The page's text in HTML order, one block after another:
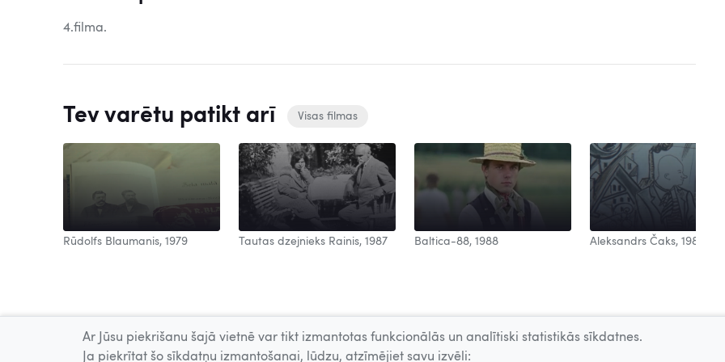
4.filma.
Tev varētu patikt arī Visas filmas
Rūdolfs Blaumanis, 1979 Tautas dzejnieks Rainis, 1987 Baltica-88, 1988 Aleksandrs Čaks, 1988
Ar Jūsu piekrišanu šajā vietnē var tikt izmantotas funkcionālās un analītiski statistikās sīkdatnes.
Ja piekrītat šo sīkdatņu izmantošanai, lūdzu, atzīmējiet savu izvēli: